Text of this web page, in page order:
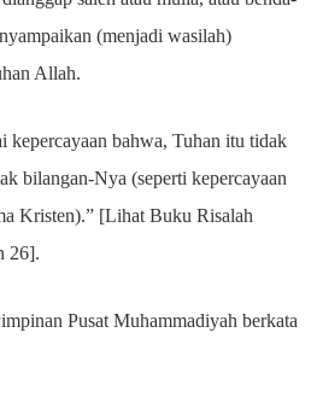
(menjadi wasilah)
Allah.
kepercayaan bahwa, Tuhan itu tidak
bilangan-Nya (seperti kepercayaan
Kristen).” [Lihat Buku Risalah
26].
Pusat Muhammadiyah berkata